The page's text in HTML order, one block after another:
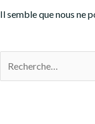
Il semble que nous ne